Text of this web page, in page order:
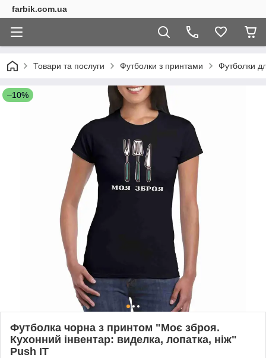
farbik.com.ua
Товари та послуги Футболки з принтами Футболки
–10%
Футболка чорна з принтом "Моє зброя.
Кухонний інвентар: виделка, лопатка, ніж"
Push IT